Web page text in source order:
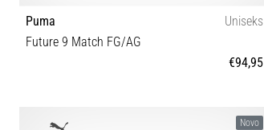
Puma
Uniseks
Future 9 Match FG/AG
€94,95
40 40½ 41 42 42½ 43 44 44½ 45 46 46½ 47 Novo